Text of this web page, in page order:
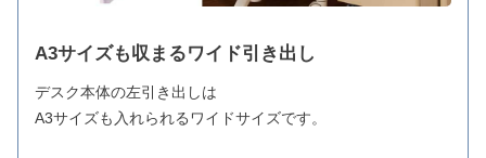
A3サイズも収まるワイド引き出し
デスク本体の左引き出しは
A3サイズも入れられるワイドサイズです。